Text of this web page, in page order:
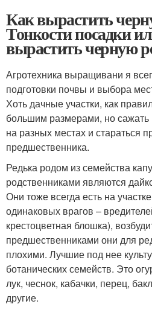
Как вырастить
Тонкости посадки
вырастить черную
Агротехника выращивани я
подготовки почвы и выбора
Хоть дачные участки, как
большим размерами, но сажать
на разных местах и стараться
предшественника.
Редька родом из семейства
родственниками являются
Они тоже всегда есть на
одинаковых врагов –
крестоцветная блошка),
предшественниками они для
плохими. Лучшие под нее
ботанических семейств. Это
лук, чеснок, кабачки, перец,
другие.